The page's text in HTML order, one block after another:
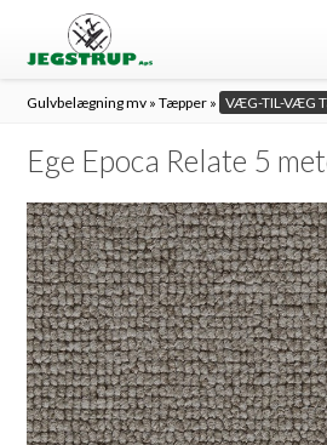
Gulvbelægning mv »Tæpper » VÆG-TIL-VÆG
Ege Epoca Relate 5